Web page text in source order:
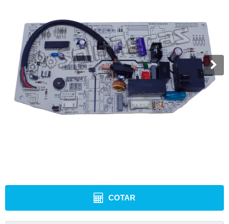
COTAR